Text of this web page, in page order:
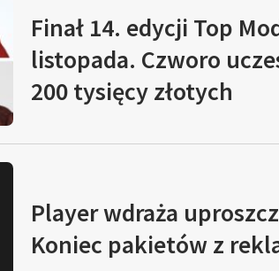
Finał 14. edycji Top
listopada. Czworo
200 tysięcy złotych
Player wdraża
Koniec pakietów z